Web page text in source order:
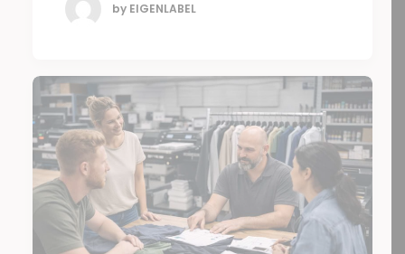
by EIGENLABEL